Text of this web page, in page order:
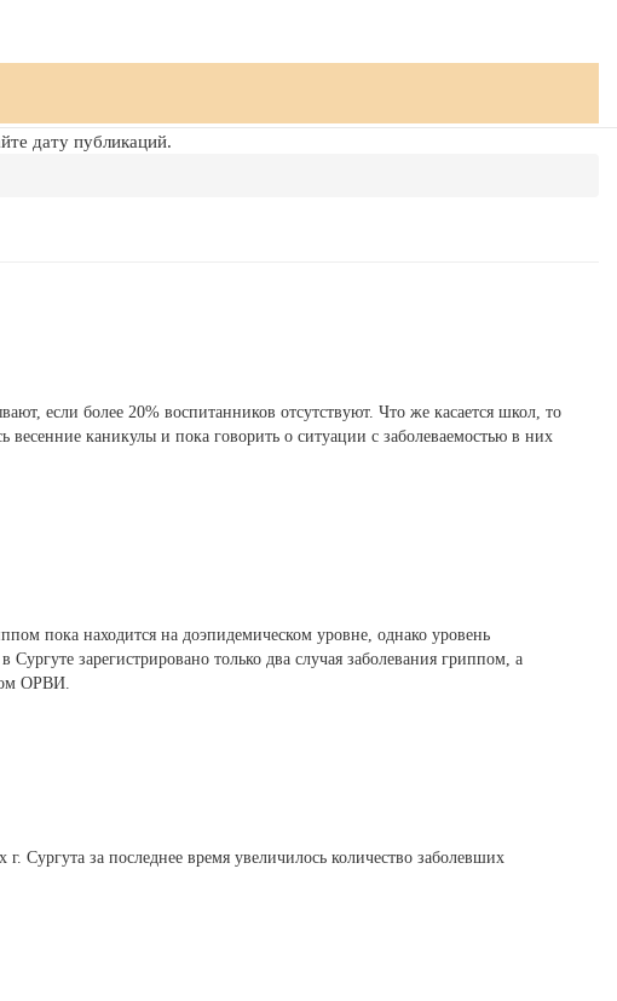
дату публикаций.
если более 20% воспитанников отсутствуют. Что же касается школ, то
каникулы и пока говорить о ситуации с заболеваемостью в них
пока находится на доэпидемическом уровне, однако уровень
зарегистрировано только два случая заболевания гриппом, а
ОРВИ.
Сургута за последнее время увеличилось количество заболевших